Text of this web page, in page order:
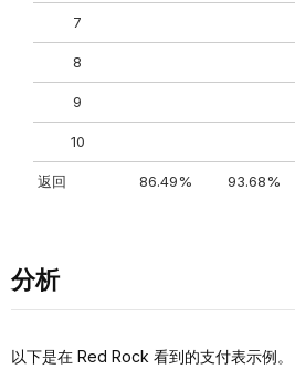
7
8
9
10
返回 86.49% 93.68%
分析
以下是在 Red Rock 看到的支付表示例。